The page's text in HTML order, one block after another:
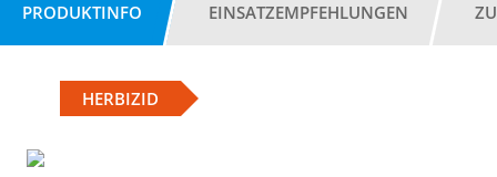
PRODUKTINFO EINSATZEMPFEHLUNGEN
HERBIZID